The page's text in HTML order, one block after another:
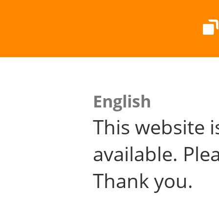
English
This website
available.
Thank you.